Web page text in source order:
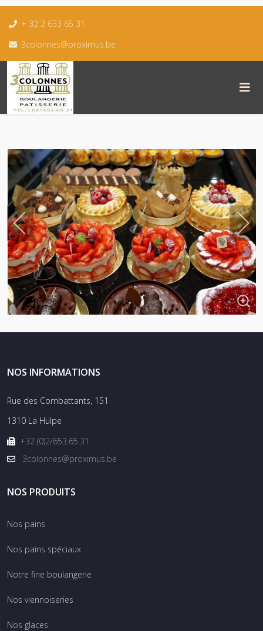
+ 32 2 653 65 31
3colonnes@proximus.be
NOS INFORMATIONS
Rue des Combattants, 151
1310 La Hulpe
+32 (0)2/653.65.31
3colonnes@proximus.be
NOS PRODUITS
Nos pains
Nos pains spéciaux
Notre fine boulangerie
Nos viennoiseries
Nos glaces